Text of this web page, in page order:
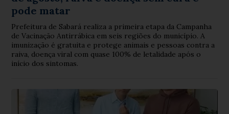
pode matar
Prefeitura de Sabará realiza a primeira etapa da Campanha
de Vacinação Antirrábica em seis regiões do município. A
imunização é gratuita e protege animais e pessoas contra a
raiva, doença viral com quase 100% de letalidade após o
início dos sintomas.